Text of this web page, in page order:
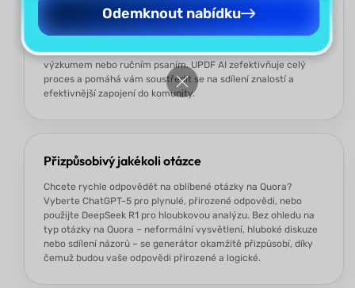
Ušetřete čas a úsilí
Generujte dobře strukturované a promyšlené odpovědi na
Quora během několika sekund – nemusíte trávit hodiny
výzkumem nebo ručním psaním. UPDF AI zefektivňuje celý
proces a pomáhá vám soustředit se na sdílení znalostí a
efektivnější zapojení do komunity.
Přizpůsobivý jakékoli otázce
Chcete rychle odpovědět na oblíbené otázky na Quora?
Vyberte ChatGPT-5 pro plynulé, přirozené odpovědi, nebo
použijte DeepSeek R1 pro hloubkovou analýzu. Bez ohledu na
typ otázky na Quora – neformální vysvětlení, hluboké diskuze
nebo sdílení názorů – se generátor okamžitě přizpůsobí, díky
čemuž budou vaše odpovědi přirozené a logické.
Odemknout nabídku